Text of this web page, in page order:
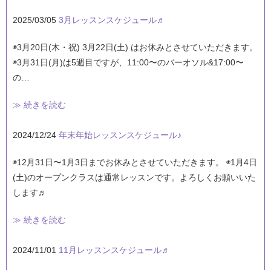
2025/03/05 3月レッスンスケジュール♬
◉3月20日(木・祝) 3月22日(土) はお休みとさせていただきます。
◉3月31日(月)は5週目ですが、11:00〜のバーオソル&17:00〜
の…
≫ 続きを読む
2024/12/24 年末年始レッスンスケジュール♪
◉12月31日〜1月3日までお休みとさせていただきます。 ◉1月4日
(土)のオープンクラスは通常レッスンです。よろしくお願いいた
します♬
≫ 続きを読む
2024/11/01 11月レッスンスケジュール♬